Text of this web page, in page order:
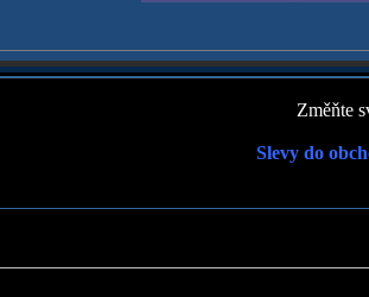
Změňte
Slevy do